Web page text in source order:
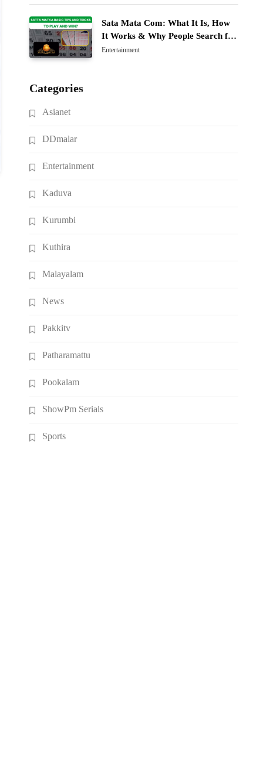
Sata Mata Com: What It Is, How
It Works & Why People Search for
It
Entertainment
Categories
Asianet
DDmalar
Entertainment
Kaduva
Kurumbi
Kuthira
Malayalam
News
Pakkitv
Patharamattu
Pookalam
ShowPm Serials
Sports